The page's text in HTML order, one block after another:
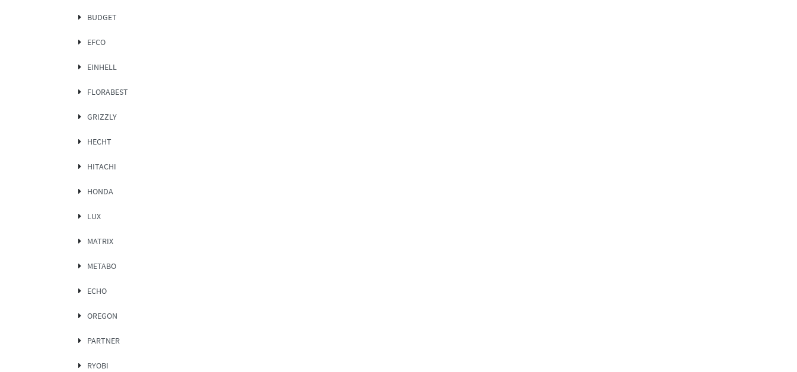
BUDGET
EFCO
EINHELL
FLORABEST
GRIZZLY
HECHT
HITACHI
HONDA
LUX
MATRIX
METABO
ECHO
OREGON
PARTNER
RYOBI